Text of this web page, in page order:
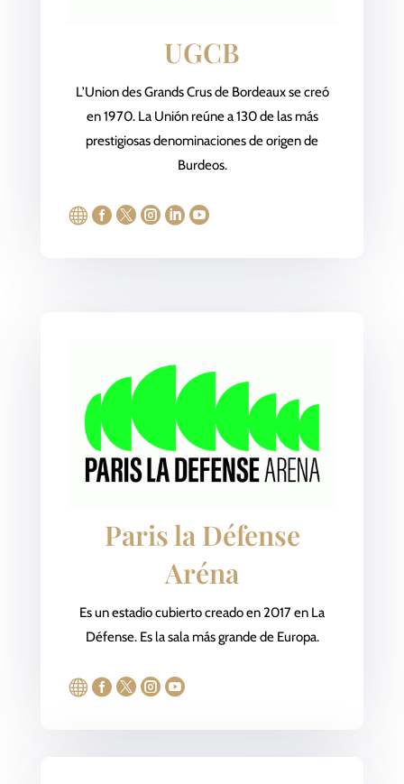
UGCB
L’Union des Grands Crus de Bordeaux se creó
en 1970. La Unión reúne a 130 de las más
prestigiosas denominaciones de origen de
Burdeos.
     
Paris la Défense
Aréna
Es un estadio cubierto creado en 2017 en La
Défense. Es la sala más grande de Europa.
    